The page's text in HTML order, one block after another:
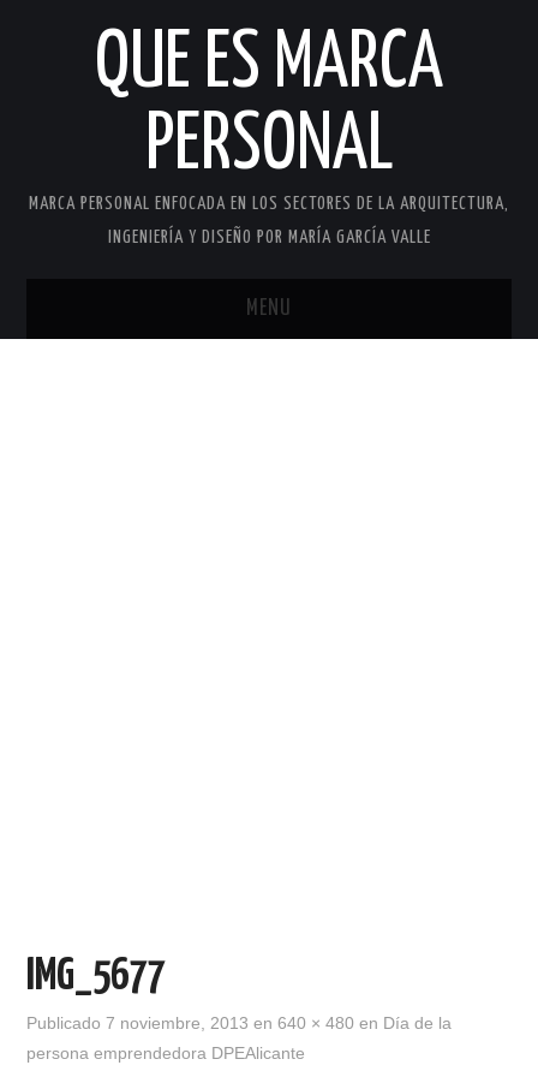
QUE ES MARCA
PERSONAL
MARCA PERSONAL ENFOCADA EN LOS SECTORES DE LA ARQUITECTURA,
INGENIERÍA Y DISEÑO POR MARÍA GARCÍA VALLE
MENU
IMG_5677
Publicado7 noviembre, 2013 en640 × 480 en Día de la
persona emprendedora DPEAlicante